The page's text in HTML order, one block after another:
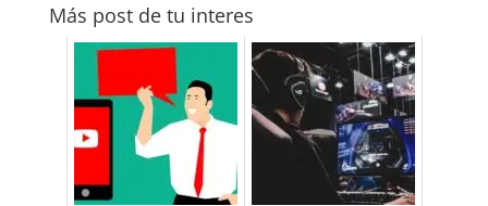
Más post de tu interes